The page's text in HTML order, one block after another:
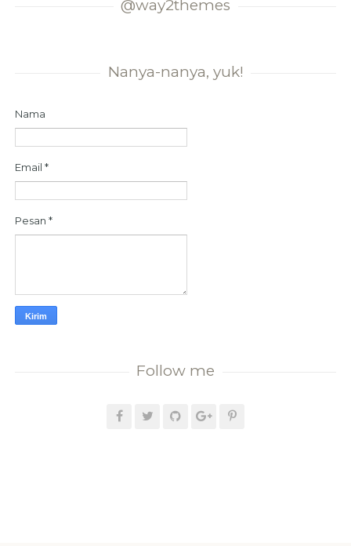
@way2themes
Nanya-nanya, yuk!
Nama
Email*
Pesan*
Follow me